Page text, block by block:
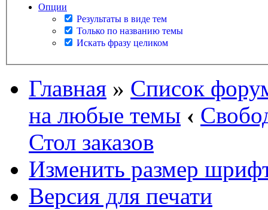
Опции
Результаты в виде тем
Только по названию темы
Искать фразу целиком
Главная » Список
на любые темы ‹
Стол заказов
Изменить размер
Версия для печати